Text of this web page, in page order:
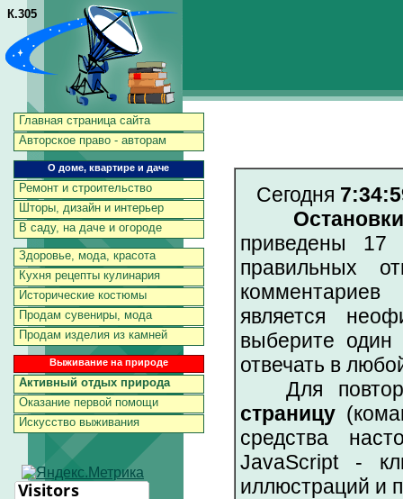
К.305
Главная страница сайта
Авторское право - авторам
О доме, квартире и даче
Ремонт и строительство
Шторы, дизайн и интерьер
В саду, на даче и огороде
Здоровье, мода, красота
Кухня рецепты кулинария
Исторические костюмы
Продам сувениры, мода
Продам изделия из камней
Выживание на природе
Активный отдых природа
Оказание первой помощи
Искусство выживания
Сегодня
приведены
правильных
комментариев
является
выберите
отвечать в
Для
страницу
средства
JavaScript -
иллюстраций и